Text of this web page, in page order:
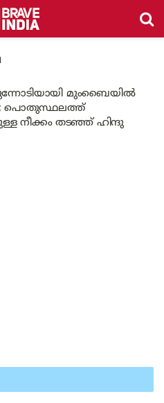
മുംബൈയിൽ
പൊതുസ്ഥലത്ത്
നീക്കം തടഞ്ഞ് ഹിന്ദു